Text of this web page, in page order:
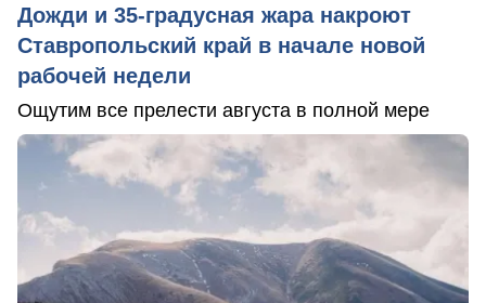
Дожди и 35-градусная жара накроют
Ставропольский край в начале новой
рабочей недели
Ощутим все прелести августа в полной мере